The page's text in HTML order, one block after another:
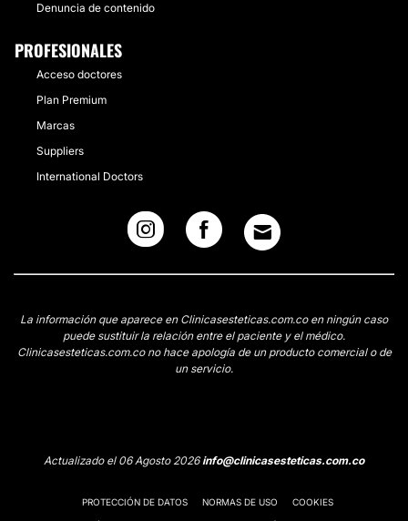
Denuncia de contenido
PROFESIONALES
Acceso doctores
Plan Premium
Marcas
Suppliers
International Doctors
La información que aparece en Clinicasesteticas.com.co en ningún caso
puede sustituir la relación entre el paciente y el médico.
Clinicasesteticas.com.co no hace apología de un producto comercial o de
un servicio.
Actualizado el 06 Agosto 2026info@clinicasesteticas.com.co
PROTECCIÓN DE DATOS NORMAS DE USO COOKIES